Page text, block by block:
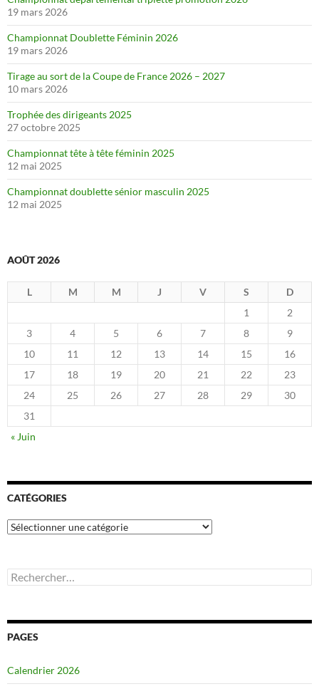
19 mars 2026
Championnat Doublette Féminin 2026
19 mars 2026
Tirage au sort de la Coupe de France 2026 – 2027
10 mars 2026
Trophée des dirigeants 2025
27 octobre 2025
Championnat tête à tête féminin 2025
12 mai 2025
Championnat doublette sénior masculin 2025
12 mai 2025
AOÛT 2026
L M M J V S
D
1
2
3
4 5 6 7 8
9
10
11 12 13 14 15
16
17
18 19 20 21 22
23
24
25 26 27 28 29
30
31
« Juin
CATÉGORIES
Catégories
Rechercher :
PAGES
Calendrier 2026